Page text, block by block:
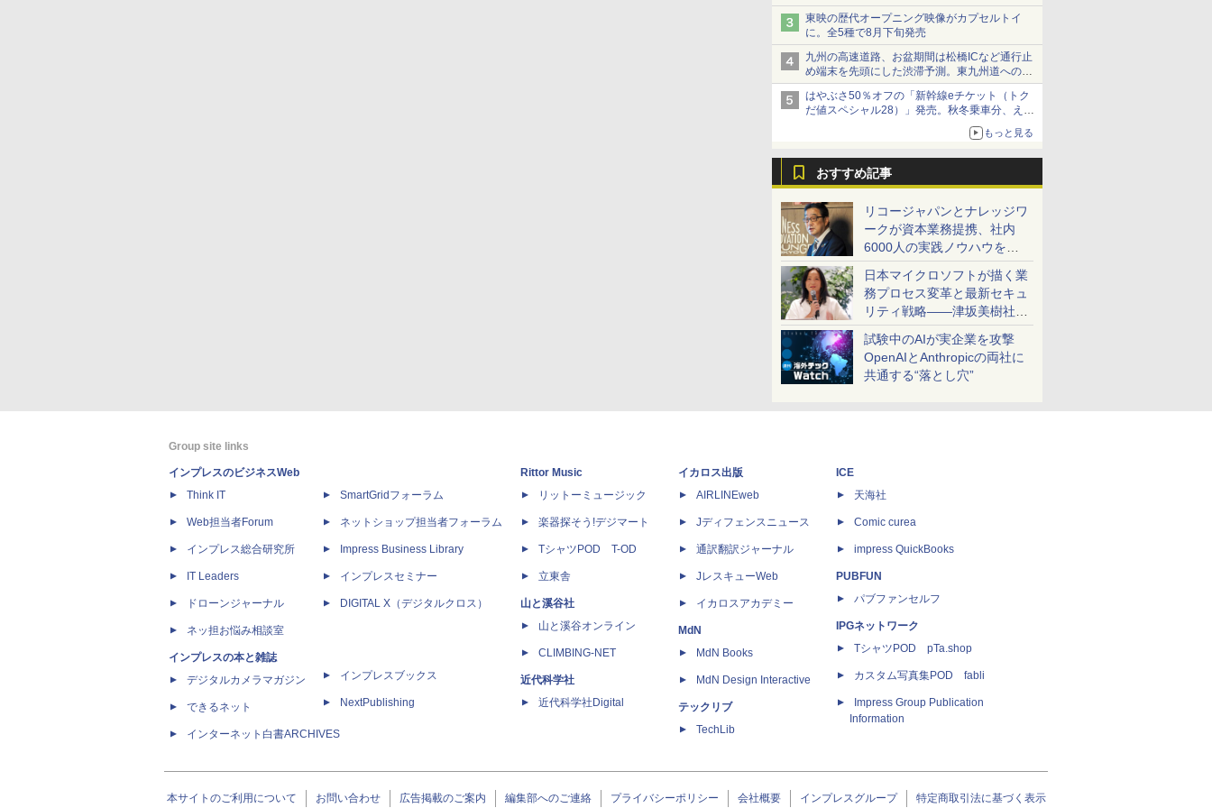
ショーツは1990円に
東映の歴代オープニング映像がカプセルトイ
に。全5種で8月下旬発売
九州の高速道路、お盆期間は松橋ICなど通行止
め端末を先頭にした渋滞予測。東九州道への迂
回は料金調整を実施
はやぶさ50％オフの「新幹線eチケット（トク
だ値スペシャル28）」発売。秋冬乗車分、えき
もっと見る
おすすめ記事
リコージャパンとナレッジワ
ークが資本業務提携、社内
6000人の実践ノウハウを生
かした「AI商談記録 for
RICOH」を展開へ
日本マイクロソフトが描く業
務プロセス変革と最新セキュ
リティ戦略――津坂美樹社長
が2027年度戦略を説明
試験中のAIが実企業を攻撃
OpenAIとAnthropicの両社に
共通する“落とし穴”
Group site links
インプレスのビジネスWeb
Think IT
Web担当者Forum
インプレス総合研究所
IT Leaders
ドローンジャーナル
ネッ担お悩み相談室
インプレスの本と雑誌
デジタルカメラマガジン
できるネット
インターネット白書ARCHIVES
SmartGridフォーラム
ネットショップ担当者フォーラム
Impress Business Library
インプレスセミナー
DIGITAL X（デジタルクロス）
インプレスブックス
NextPublishing
Rittor Music
リットーミュージック
楽器探そう!デジマート
TシャツPOD T-OD
立東舎
山と溪谷社
山と溪谷オンライン
CLIMBING-NET
近代科学社
近代科学社Digital
イカロス出版
AIRLINEweb
Jディフェンスニュース
通訳翻訳ジャーナル
JレスキューWeb
イカロスアカデミー
MdN
MdN Books
MdN Design Interactive
テックリブ
TechLib
ICE
天海社
Comic curea
impress QuickBooks
PUBFUN
パブファンセルフ
IPGネットワーク
TシャツPOD pTa.shop
カスタム写真集POD fabli
Impress Group Publication
Information
本サイトのご利用について お問い合わせ 広告掲載のご案内 編集部へのご連絡 プライバシーポリシー 会社概要 インプレスグループ 特定商取引法に基づく表示